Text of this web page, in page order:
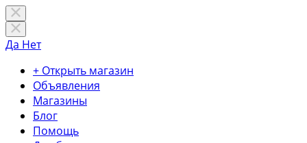
Да Нет
+ Открыть магазин
Объявления
Магазины
Блог
Помощь